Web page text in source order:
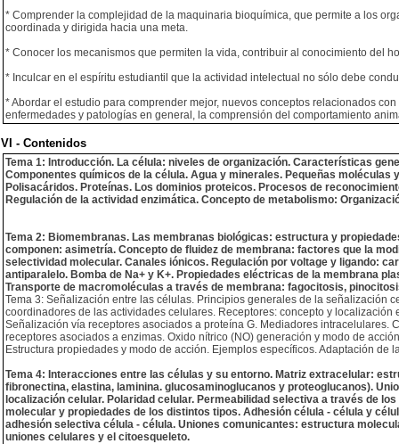
* Comprender la complejidad de la maquinaria bioquímica, que permite a los
coordinada y dirigida hacia una meta.
* Conocer los mecanismos que permiten la vida, contribuir al conocimiento del
* Inculcar en el espíritu estudiantil que la actividad intelectual no sólo debe
* Abordar el estudio para comprender mejor, nuevos conceptos relacionados
enfermedades y patologías en general, la comprensión del comportamiento
VI - Contenidos
Tema 1: Introducción. La célula: niveles de organización. Características
Componentes químicos de la célula. Agua y minerales. Pequeñas
Polisacáridos. Proteínas. Los dominios proteicos. Procesos de
Regulación de la actividad enzimática. Concepto de metabolismo:
Tema 2: Biomembranas. Las membranas biológicas: estructura y
componen: asimetría. Concepto de fluidez de membrana: factores que la
selectividad molecular. Canales iónicos. Regulación por voltage y ligando:
antiparalelo. Bomba de Na+ y K+. Propiedades eléctricas de la membrana
Transporte de macromoléculas a través de membrana: fagocitosis,
Tema 3: Señalización entre las células. Principios generales de la señalización
coordinadores de las actividades celulares. Receptores: concepto y
Señalización vía receptores asociados a proteína G. Mediadores intracelulares.
receptores asociados a enzimas. Oxido nítrico (NO) generación y modo de
Estructura propiedades y modo de acción. Ejemplos específicos. Adaptación de
Tema 4: Interacciones entre las células y su entorno. Matriz extracelular:
fibronectina, elastina, laminina. glucosaminoglucanos y proteoglucanos).
localización celular. Polaridad celular. Permeabilidad selectiva a través de
molecular y propiedades de los distintos tipos. Adhesión célula - célula y
adhesión selectiva célula - célula. Uniones comunicantes: estructura
uniones celulares y el citoesqueleto.